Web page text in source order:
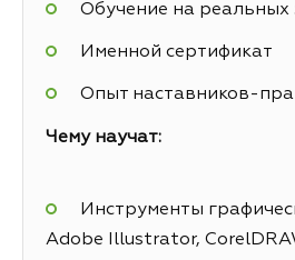
Обучение на реальных
Именной сертификат
Опыт наставников-
Чему научат:
Инструменты
Adobe Illustrator,